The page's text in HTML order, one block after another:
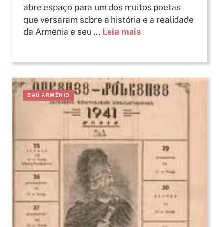
abre espaço para um dos muitos poetas
que versaram sobre a história e a realidade
da Armênia e seu ... Leia mais
BAÚ ARMÊNIO